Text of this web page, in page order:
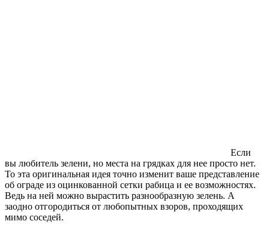
Если
вы любитель зелени, но места на грядках для нее просто нет.
То эта оригинальная идея точно изменит ваше представление
об ограде из оцинкованной сетки рабица и ее возможностях.
Ведь на ней можно вырастить разнообразную зелень. А
заодно отгородиться от любопытных взоров, проходящих
мимо соседей.